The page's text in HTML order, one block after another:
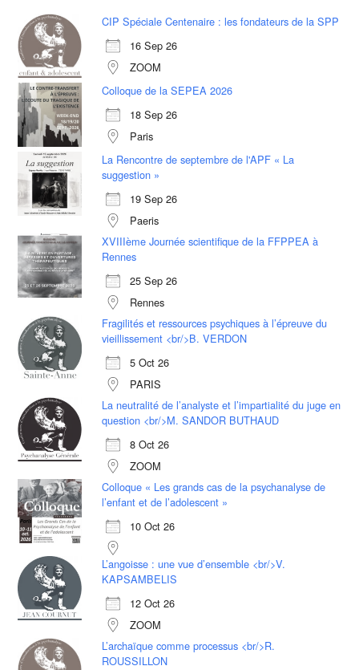
CIP Spéciale Centenaire : les fondateurs de la SPP
16 Sep 26
ZOOM
Colloque de la SEPEA 2026
18 Sep 26
Paris
La Rencontre de septembre de l'APF « La
suggestion »
19 Sep 26
Paeris
XVIIIème Journée scientifique de la FFPPEA à
Rennes
25 Sep 26
Rennes
Fragilités et ressources psychiques à l’épreuve du
vieillissement <br/>B. VERDON
5 Oct 26
PARIS
La neutralité de l’analyste et l’impartialité du juge en
question <br/>M. SANDOR BUTHAUD
8 Oct 26
ZOOM
Colloque « Les grands cas de la psychanalyse de
l’enfant et de l’adolescent »
10 Oct 26
L’angoisse : une vue d’ensemble <br/>V.
KAPSAMBELIS
12 Oct 26
ZOOM
L’archaïque comme processus <br/>R.
ROUSSILLON